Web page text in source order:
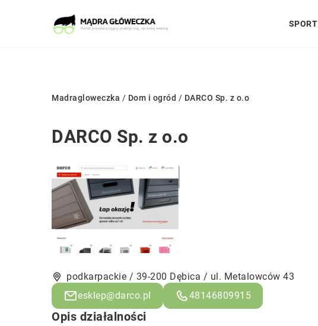
SPORT
Madragloweczka / Dom i ogród / DARCO Sp. z o.o
DARCO Sp. z o.o
podkarpackie / 39-200 Dębica / ul. Metalowców 43
esklep@darco.pl
48146809915
Opis działalności